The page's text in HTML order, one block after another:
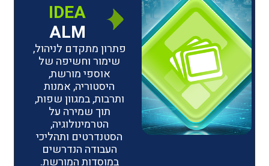
IDEA
ALM
פתרון מתקדם לניהול,
שימור וחשיפה של
אוספי מורשת,
היסטוריה, אמנות
ותרבות, במגוון שפות,
תוך שמירה על
הטרמינולוגיה,
הסטנדרטים ותהליכי
העבודה הנדרשים
במוסדות המורשת.